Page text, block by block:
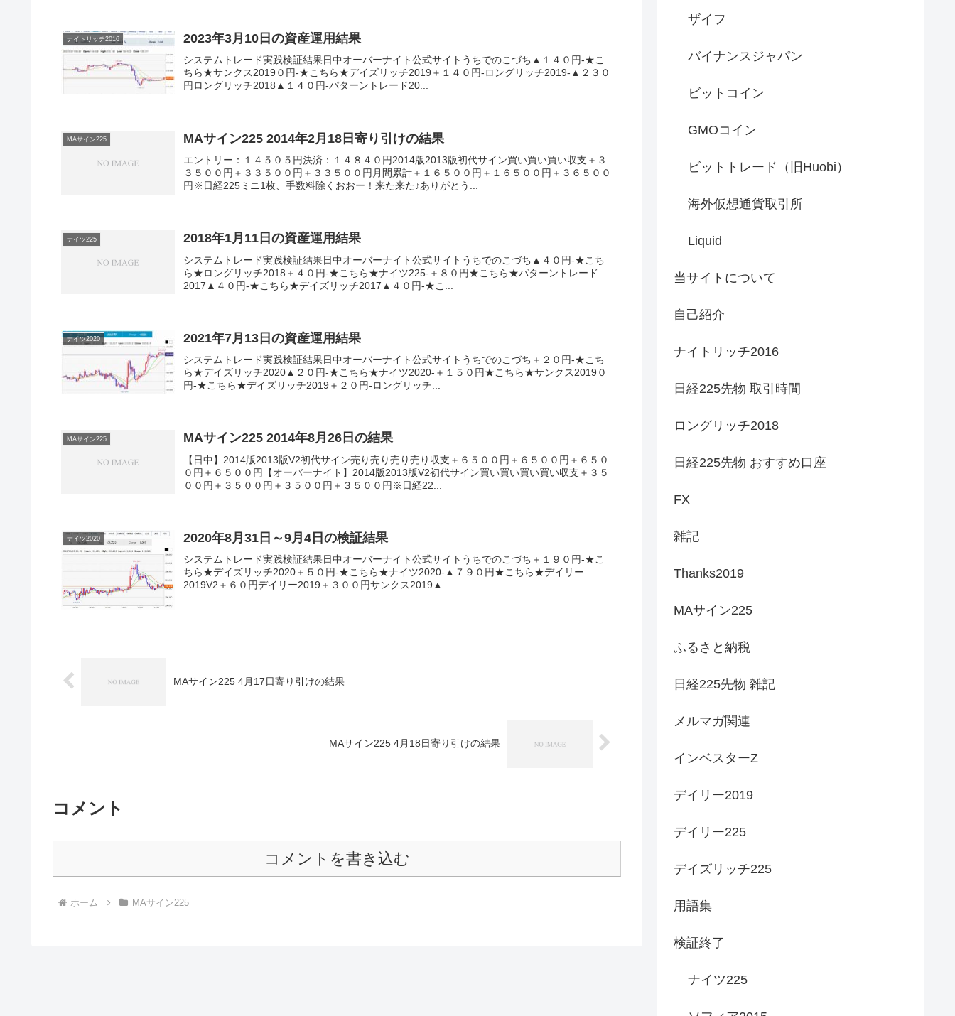
ナイトリッチ2016 2023年3月10日の資産運用結果
システムトレード実践検証結果日中オーバーナイト公式サイトうちでのこづち▲１４０円-★こ
ちら★サンクス2019０円-★こちら★デイズリッチ2019＋１４０円-ロングリッチ2019-▲２３０
円ロングリッチ2018▲１４０円-パターントレード20...
MAサイン225 MAサイン225 2014年2月18日寄り引けの結果
エントリー：１４５０５円決済：１４８４０円2014版2013版初代サイン買い買い買い収支＋３
３５００円＋３３５００円＋３３５００円月間累計＋１６５００円＋１６５００円＋３６５００
円※日経225ミニ1枚、手数料除くおおー！来た来た♪ありがとう...
ナイツ225 2018年1月11日の資産運用結果
システムトレード実践検証結果日中オーバーナイト公式サイトうちでのこづち▲４０円-★こち
ら★ロングリッチ2018＋４０円-★こちら★ナイツ225-＋８０円★こちら★パターントレード
2017▲４０円-★こちら★デイズリッチ2017▲４０円-★こ...
ナイツ2020 2021年7月13日の資産運用結果
システムトレード実践検証結果日中オーバーナイト公式サイトうちでのこづち＋２０円-★こち
ら★デイズリッチ2020▲２０円-★こちら★ナイツ2020-＋１５０円★こちら★サンクス2019０
円-★こちら★デイズリッチ2019＋２０円-ロングリッチ...
MAサイン225 MAサイン225 2014年8月26日の結果
【日中】2014版2013版V2初代サイン売り売り売り売り収支＋６５００円＋６５００円＋６５０
０円＋６５００円【オーバーナイト】2014版2013版V2初代サイン買い買い買い買い収支＋３５
００円＋３５００円＋３５００円＋３５００円※日経22...
ナイツ2020 2020年8月31日～9月4日の検証結果
システムトレード実践検証結果日中オーバーナイト公式サイトうちでのこづち＋１９０円-★こ
ちら★デイズリッチ2020＋５０円-★こちら★ナイツ2020-▲７９０円★こちら★デイリー
2019V2＋６０円デイリー2019＋３００円サンクス2019▲...
MAサイン225 4月17日寄り引けの結果
MAサイン225 4月18日寄り引けの結果
コメント
コメントを書き込む
ホーム MAサイン225
ザイフ
バイナンスジャパン
ビットコイン
GMOコイン
ビットトレード（旧Huobi）
海外仮想通貨取引所
Liquid
当サイトについて
自己紹介
ナイトリッチ2016
日経225先物 取引時間
ロングリッチ2018
日経225先物 おすすめ口座
FX
雑記
Thanks2019
MAサイン225
ふるさと納税
日経225先物 雑記
メルマガ関連
インベスターZ
デイリー2019
デイリー225
デイズリッチ225
用語集
検証終了
ナイツ225